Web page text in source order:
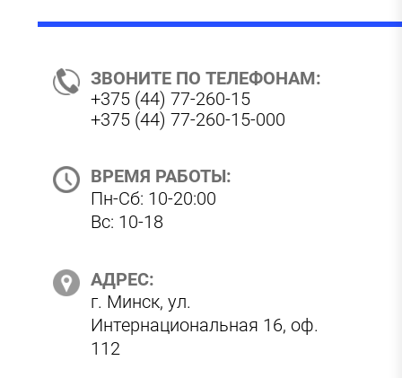
ЗВОНИТЕ ПО ТЕЛЕФОНАМ:
+375 (44) 77-260-15
+375 (44) 77-260-15-000
ВРЕМЯ РАБОТЫ:
Пн-Сб: 10-20:00
Вс: 10-18
АДРЕС:
г. Минск, ул.
Интернациональная 16, оф.
112